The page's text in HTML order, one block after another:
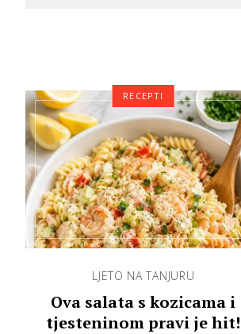
LJETO NA TANJURU
Ova salata s kozicama i
tjesteninom pravi je hit!
RECEPTI